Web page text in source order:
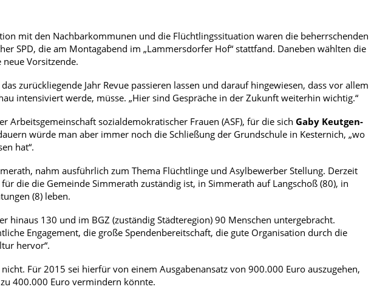
mit den Nachbarkommunen und die Flüchtlingssituation waren die beherrschenden
SPD, die am Montagabend im „Lammersdorfer Hof“ stattfand. Daneben wählten die
Vorsitzende.
zurückliegende Jahr Revue passieren lassen und darauf hingewiesen, dass vor allem
intensiviert werde, müsse. „Hier sind Gespräche in der Zukunft weiterhin wichtig.“
Arbeitsgemeinschaft sozialdemokratischer Frauen (ASF), für die sich Gaby Keutgen-
würde man aber immer noch die Schließung der Grundschule in Kesternich, „wo
hat“.
nahm ausführlich zum Thema Flüchtlinge und Asylbewerber Stellung. Derzeit
die die Gemeinde Simmerath zuständig ist, in Simmerath auf Langschoß (80), in
(8) leben.
hinaus 130 und im BGZ (zuständig Städteregion) 90 Menschen untergebracht.
Engagement, die große Spendenbereitschaft, die gute Organisation durch die
hervor“.
Für 2015 sei hierfür von einem Ausgabenansatz von 900.000 Euro auszugehen,
400.000 Euro vermindern könnte.